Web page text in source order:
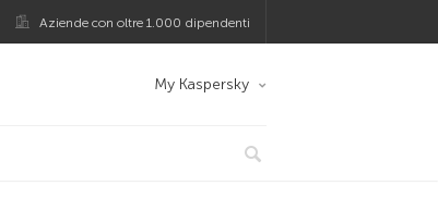
Aziende con oltre 1.000 dipendenti
My Kaspersky